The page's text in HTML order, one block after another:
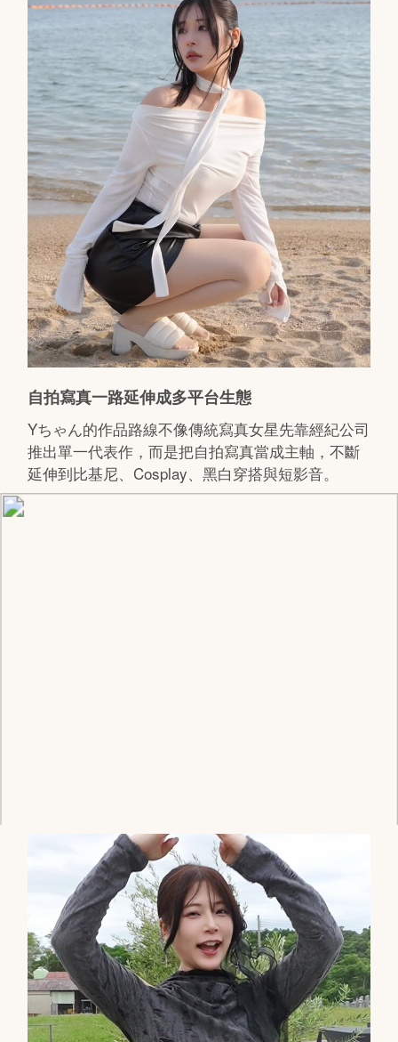
自拍寫真一路延伸成多平台生態
Yちゃん的作品路線不像傳統寫真女星先靠經紀公司
推出單一代表作，而是把自拍寫真當成主軸，不斷
延伸到比基尼、Cosplay、黑白穿搭與短影音。